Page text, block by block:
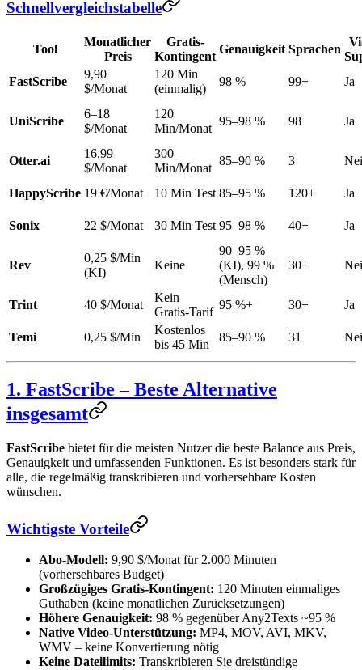
Schnellvergleichstabelle
Tool
Monatlicher
Preis
Gratis-
Kontingent
Genauigkeit Sprachen
FastScribe
9,90
$/Monat
120 Min
(einmalig)
98 % 99+ Ja
UniScribe
6–18
$/Monat
120
Min/Monat
95–98 % 98 Ja
Otter.ai
16,99
$/Monat
300
Min/Monat
85–90 % 3
HappyScribe 19 €/Monat 10 Min Test 85–95 % 120+ Ja
Sonix 22 $/Monat 30 Min Test 95–98 % 40+ Ja
Rev
0,25 $/Min
(KI)
Keine
90–95 %
(KI), 99 %
(Mensch)
30+
Trint 40 $/Monat
Kein
Gratis-Tarif
95 %+ 30+ Ja
Temi 0,25 $/Min
Kostenlos
bis 45 Min
85–90 % 31
1. FastScribe – Beste Alternative
insgesamt
FastScribe bietet für die meisten Nutzer die beste Balance aus Preis,
Genauigkeit und umfassenden Funktionen. Es ist besonders stark für
alle, die regelmäßig transkribieren und vorhersehbare Kosten
wünschen.
Wichtigste Vorteile
Abo-Modell: 9,90 $/Monat für 2.000 Minuten
(vorhersehbares Budget)
Großzügiges Gratis-Kontingent: 120 Minuten einmaliges
Guthaben (keine monatlichen Zurücksetzungen)
Höhere Genauigkeit: 98 % gegenüber Any2Texts ~95 %
Native Video-Unterstützung: MP4, MOV, AVI, MKV,
WMV – keine Konvertierung nötig
Keine Dateilimits: Transkribieren Sie dreistündige